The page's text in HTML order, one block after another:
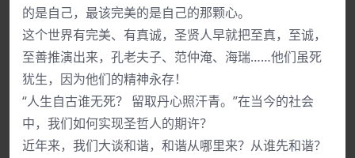
的是自己，最该完美的是自己的那颗心。
这个世界有完美、有真诚，圣贤人早就把至真，至诚，
至善推演出来，孔老夫子、范仲淹、海瑞……他们虽死
犹生，因为他们的精神永存！
“人生自古谁无死？ 留取丹心照汗青。”在当今的社会
中，我们如何实现圣哲人的期许？
近年来，我们大谈和谐，和谐从哪里来？从谁先和谐？